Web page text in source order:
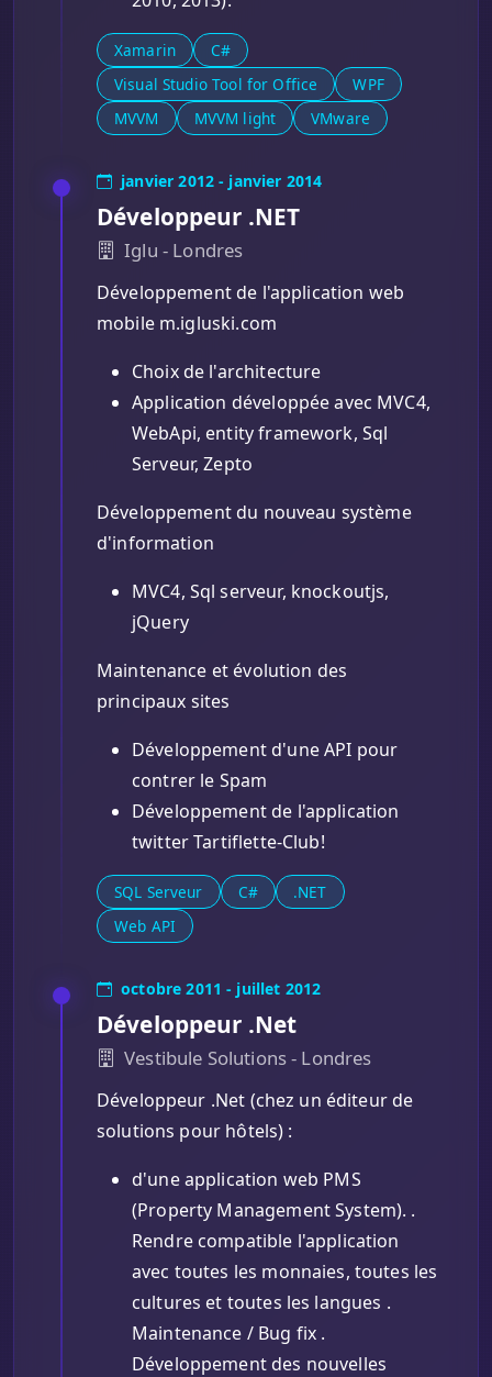
Xamarin
C#
Visual Studio Tool for Office
WPF
MVVM
MVVM light VMware
janvier 2012 - janvier 2014
Développeur .NET
Iglu - Londres
Développement de l'application web
mobile m.igluski.com
Choix de l'architecture
Application développée avec MVC4,
WebApi, entity framework, Sql
Serveur, Zepto
Développement du nouveau système
d'information
MVC4, Sql serveur, knockoutjs,
jQuery
Maintenance et évolution des
principaux sites
Développement d'une API pour
contrer le Spam
Développement de l'application
twitter Tartiflette-Club!
SQL Serveur C#
.NET
Web API
octobre 2011 - juillet 2012
Développeur .Net
Vestibule Solutions - Londres
Développeur .Net (chez un éditeur de
solutions pour hôtels) :
d'une application web PMS
(Property Management System). .
Rendre compatible l'application
avec toutes les monnaies, toutes les
cultures et toutes les langues .
Maintenance / Bug fix .
Développement des nouvelles